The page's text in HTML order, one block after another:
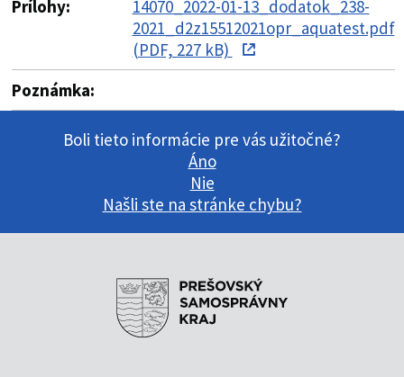
Prílohy:
14070_2022-01-13_dodatok_238-
2021_d2z15512021opr_aquatest.pdf
(PDF, 227 kB)
Poznámka:
Boli tieto informácie pre vás užitočné?
Áno
Nie
Našli ste na stránke chybu?